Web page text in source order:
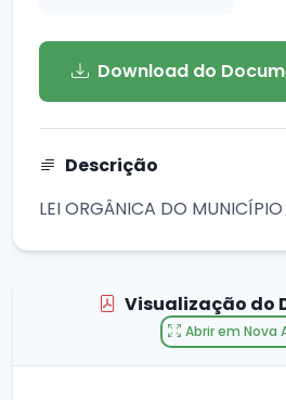
Download do
Descrição
LEI ORGÂNICA DO
Visualização do
Abrir em Nova